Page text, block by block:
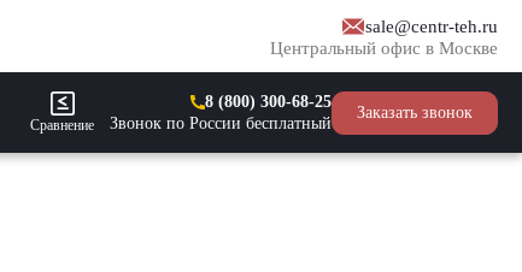
sale@centr-teh.ru
Центральный офис в Москве
Сравнение
8 (800) 300-68-25
Звонок по России бесплатный
Заказать звонок